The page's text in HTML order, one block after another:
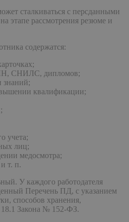
сталкиваться с персданными
этапе рассмотрения резюме и
содержатся:
СНИЛС, дипломов;
знаний;
квалификации;
учета;
лиц;
медосмотра;
т. п.
У каждого работодателя
Перечень ПД, с указанием
способов хранения,
18.1 Закона № 152-ФЗ.